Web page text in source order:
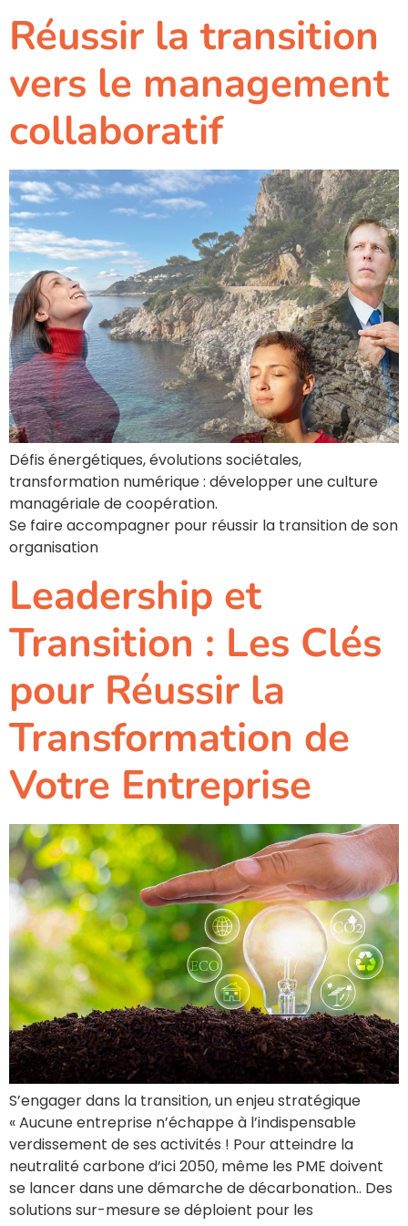
Réussir la transition
vers le management
collaboratif
Défis énergétiques, évolutions sociétales,
transformation numérique : développer une culture
managériale de coopération.
Se faire accompagner pour réussir la transition de son
organisation
Leadership et
Transition : Les Clés
pour Réussir la
Transformation de
Votre Entreprise
S’engager dans la transition, un enjeu stratégique
« Aucune entreprise n’échappe à l’indispensable
verdissement de ses activités ! Pour atteindre la
neutralité carbone d’ici 2050, même les PME doivent
se lancer dans une démarche de décarbonation.. Des
solutions sur-mesure se déploient pour les